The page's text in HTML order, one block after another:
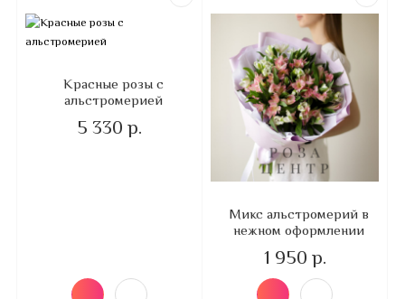
Красные розы с
альстромерией
5 330 р.
Микс альстромерий в
нежном оформлении
1 950 р.